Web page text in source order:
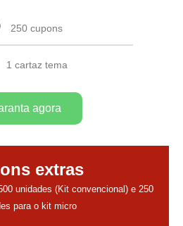
250 cupons
1 cartaz tema
agora
extras
unidades (Kit convencional) e 250
para o kit micro